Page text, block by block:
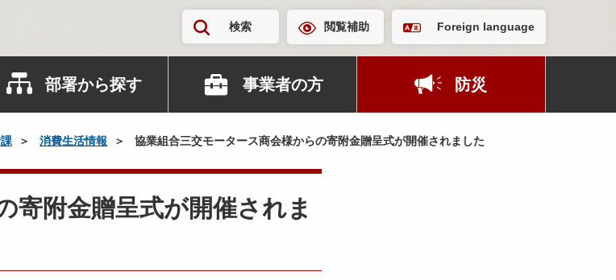
検索 閲覧補助 Foreign language
部署から探す 事業者の方 防災
消費生活情報 協業組合三交モータース商会様からの寄附金贈呈式が開催されました
寄附金贈呈式が開催されま